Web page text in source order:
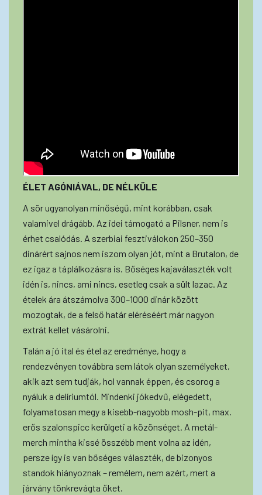
ÉLET AGÓNIÁVAL, DE NÉLKÜLE
A sör ugyanolyan minőségű, mint korábban, csak
valamivel drágább. Az idei támogató a Pilsner, nem is
érhet csalódás. A szerbiai fesztiválokon 250–350
dinárért sajnos nem iszom olyan jót, mint a Brutalon, de
ez igaz a táplálkozásra is. Bőséges kajaválaszték volt
idén is, nincs, ami nincs, esetleg csak a sült lazac. Az
ételek ára átszámolva 300–1000 dinár között
mozogtak, de a felső határ eléréséért már nagyon
extrát kellet vásárolni.
Talán a jó ital és étel az eredménye, hogy a
rendezvényen továbbra sem látok olyan személyeket,
akik azt sem tudják, hol vannak éppen, és csorog a
nyáluk a delíriumtól. Mindenki jókedvű, elégedett,
folyamatosan megy a kisebb-nagyobb mosh-pit, max.
erős szalonspicc kerülgeti a közönséget. A metál-
merch mintha kissé összébb ment volna az idén,
persze így is van bőséges választék, de bizonyos
standok hiányoznak – remélem, nem azért, mert a
járvány tönkrevágta őket.